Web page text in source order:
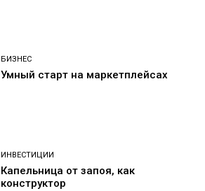
БИЗНЕС
Умный старт на маркетплейсах
ИНВЕСТИЦИИ
Капельница от запоя, как
конструктор